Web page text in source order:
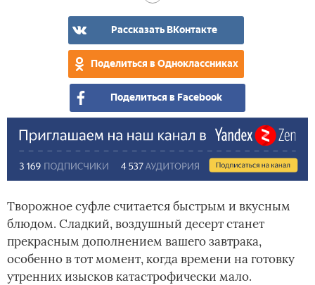
Рассказать ВКонтакте
Поделиться в Одноклассниках
Поделиться в Facebook
Творожное суфле считается быстрым и вкусным
блюдом. Сладкий, воздушный десерт станет
прекрасным дополнением вашего завтрака,
особенно в тот момент, когда времени на готовку
утренних изысков катастрофически мало.